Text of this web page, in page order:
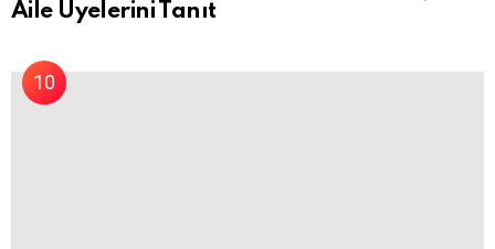
Aile Üyelerini Tanıt